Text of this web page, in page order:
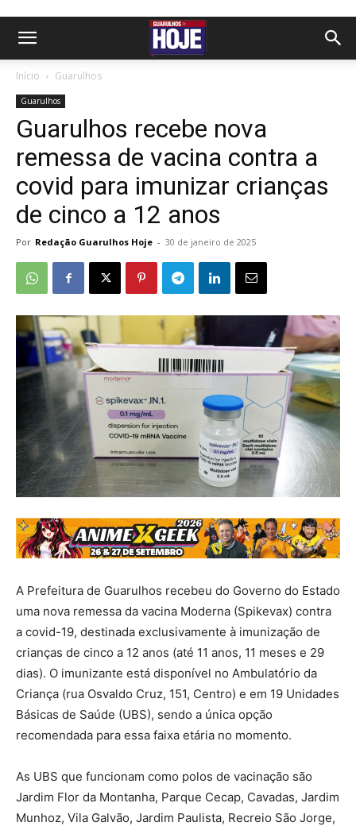
Início Guarulhos
Guarulhos
Guarulhos recebe nova
remessa de vacina contra a
covid para imunizar crianças
de cinco a 12 anos
Por Redação Guarulhos Hoje - 30 de janeiro de 2025
A Prefeitura de Guarulhos recebeu do Governo do Estado
uma nova remessa da vacina Moderna (Spikevax) contra
a covid-19, destinada exclusivamente à imunização de
crianças de cinco a 12 anos (até 11 anos, 11 meses e 29
dias). O imunizante está disponível no Ambulatório da
Criança (rua Osvaldo Cruz, 151, Centro) e em 19 Unidades
Básicas de Saúde (UBS), sendo a única opção
recomendada para essa faixa etária no momento.
As UBS que funcionam como polos de vacinação são
Jardim Flor da Montanha, Parque Cecap, Cavadas, Jardim
Munhoz, Vila Galvão, Jardim Paulista, Recreio São Jorge,